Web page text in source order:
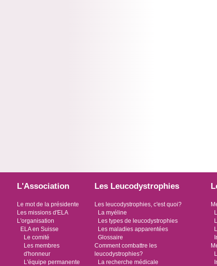
L'Association
Le mot de la présidente
Les missions d'ELA
L'organisation
ELA en Suisse
Le comité
Les membres
d'honneur
L'équipe permanente
Les Leucodystrophies
Les leucodystrophies, c'est quoi?
La myéline
Les types de leucodystrophies
Les maladies apparentées
Glossaire
Comment combattre les
leucodystrophies?
La recherche médicale